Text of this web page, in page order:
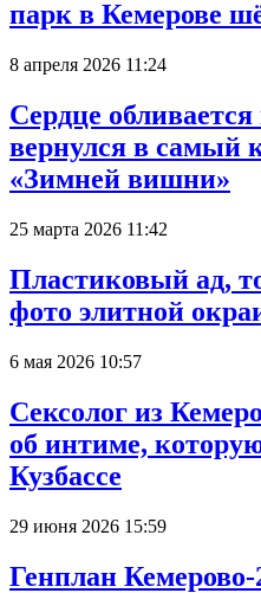
парк в Кемерове
8 апреля 2026 11:24
Сердце
вернулся в самый
«Зимней вишни»
25 марта 2026 11:42
Пластиковый ад,
фото элитной
6 мая 2026 10:57
Сексолог из
об интиме,
Кузбассе
29 июня 2026 15:59
Генплан Кемерово-